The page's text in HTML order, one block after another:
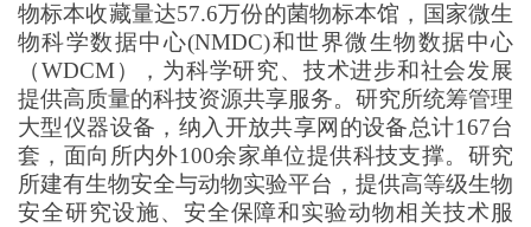
物标本收藏量达57.6万份的菌物标本馆，国家微生
物科学数据中心(NMDC)和世界微生物数据中心
（WDCM），为科学研究、技术进步和社会发展
提供高质量的科技资源共享服务。研究所统筹管理
大型仪器设备，纳入开放共享网的设备总计167台
套，面向所内外100余家单位提供科技支撑。研究
所建有生物安全与动物实验平台，提供高等级生物
安全研究设施、安全保障和实验动物相关技术服